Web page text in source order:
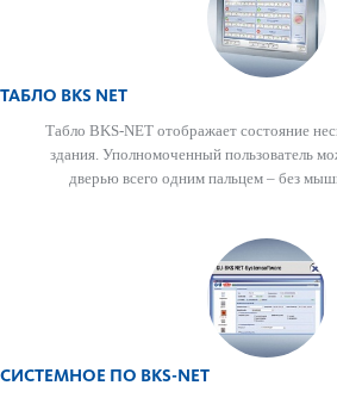
ТАБЛО BKS NET
Табло BKS-NET отображает сос­тояние
здания. Уполномоченный поль­зователь
дверью всего одним пальцем – без
СИСТЕМНОЕ ПО BKS-NET